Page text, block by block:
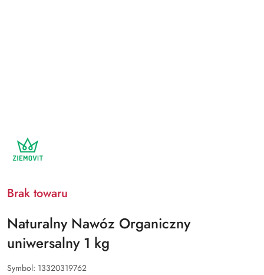
PRODUCENTA:
ZIEMOVIT
Brak towaru
Naturalny Nawóz Organiczny
uniwersalny 1 kg
Symbol: 13320319762